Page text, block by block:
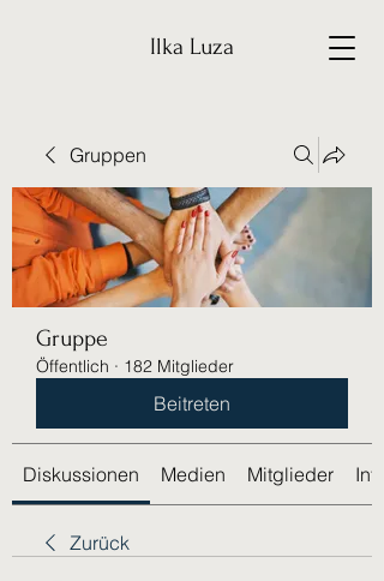
Ilka Luza
Gruppen
Gruppe
Öffentlich · 182 Mitglieder
Beitreten
Diskussionen Medien Mitglieder Info
Zurück